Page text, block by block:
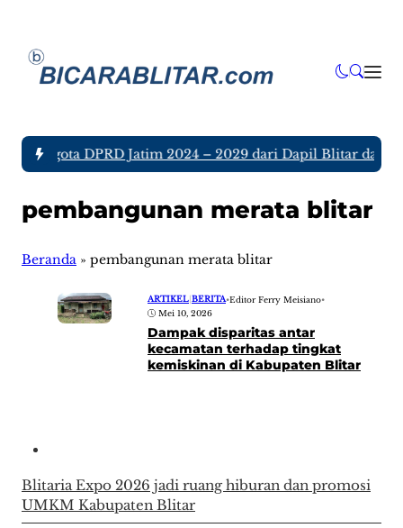
Anggota DPRD Jatim 2024 – 2029 dari Dapil Blitar dan
pembangunan merata blitar
Beranda » pembangunan merata blitar
ARTIKEL BERITA•Editor Ferry Meisiano•
Mei 10, 2026
Dampak disparitas antar
kecamatan terhadap tingkat
kemiskinan di Kabupaten Blitar
Blitaria Expo 2026 jadi ruang hiburan dan promosi
UMKM Kabupaten Blitar